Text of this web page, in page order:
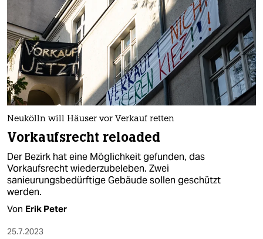
Neukölln will Häuser vor Verkauf retten
Vorkaufsrecht reloaded
Der Bezirk hat eine Möglichkeit gefunden, das
Vorkaufsrecht wiederzubeleben. Zwei
sanieurungsbedürftige Gebäude sollen geschützt
werden.
Von Erik Peter
25.7.2023